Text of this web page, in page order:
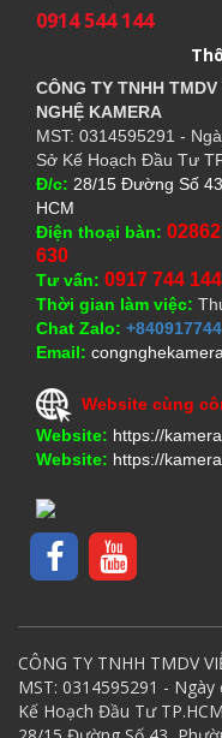
0914 544 144
CÔNG TY TNHH
NGHỆ KAMERA
MST: 0314595291 -
Sở Kế Hoạch Đầu Tư
Đ/c: 28/15 Đường Số
HCM
Điện thoại bàn:
630
Tư vấn: 0917 744 144
Thời gian làm việc:
Chat Zalo:
Email:
Website cùng
Website: https://
Website: https://
CÔNG TY TNHH TMDV
MST: 0314595291 -
Kế Hoạch Đầu Tư